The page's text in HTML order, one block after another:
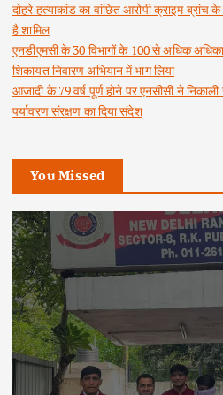
दोहरे हत्याकांड का वांछित आरोपी क्राइम ब्रांच
है शामिल
एनडीएमसी के 30 विभागों के 100 से अधिक
शिकायत निवारण अभियान में भाग लिया
आजादी के 79 वर्ष पूर्ण होने पर एनसीसी ने
पर्यावरण संरक्षण का दिया संदेश
You Missed